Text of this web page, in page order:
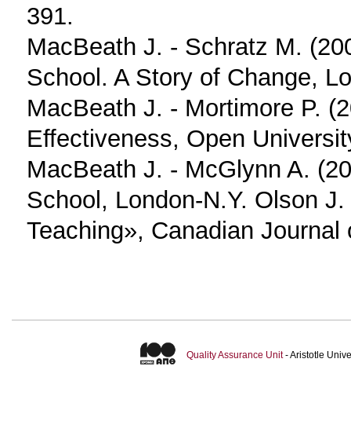
391.
MacBeath J. ‐ Schratz M.
School. A Story of Change,
MacBeath J. ‐ Mortimore P.
Effectiveness, Open
MacBeath J. ‐ McGlynn A.
School, London‐N.Y. Olson
Teaching», Canadian
Quality Assurance Unit- Aristotle